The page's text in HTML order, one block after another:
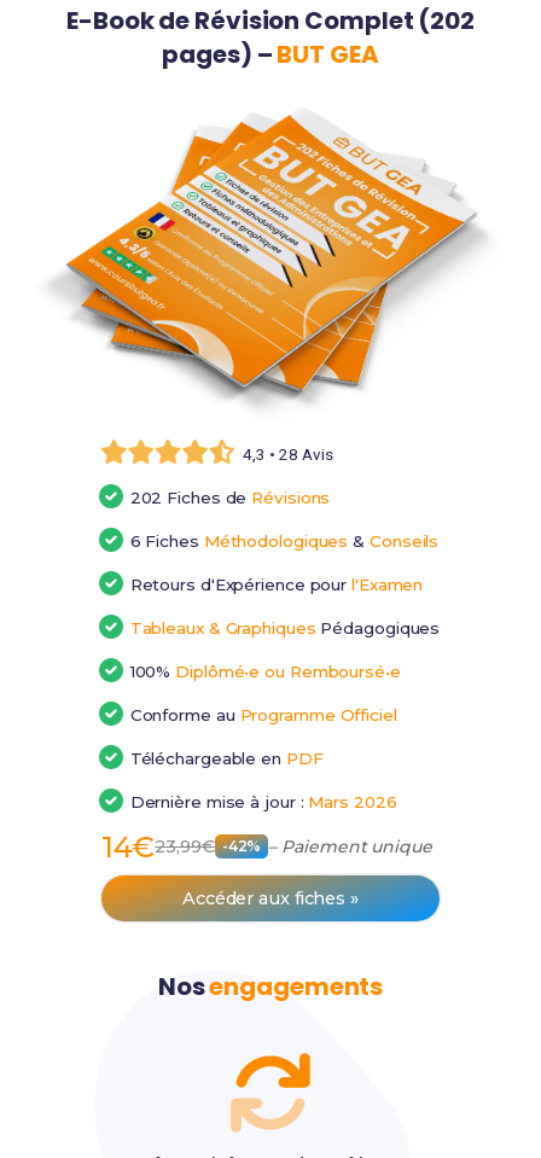
E-Book de Révision Complet (202
pages) –BUT GEA
4,3 • 28 Avis
202 Fiches de Révisions
6 Fiches Méthodologiques &Conseils
Retours d'Expérience pourl'Examen
Tableaux & Graphiques Pédagogiques
100% Diplômé•e ou Remboursé•e
Conforme au Programme Officiel
Téléchargeable en PDF
Dernière mise à jour : Mars 2026
14€23,99€ -42% – Paiement unique
Accéder aux fiches »
Nosengagements